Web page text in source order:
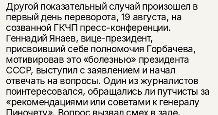
Другой показательный случай произошел в
первый день переворота, 19 августа, на
созванной ГКЧП пресс-конференции.
Геннадий Янаев, вице-президент,
присвоивший себе полномочия Горбачева,
мотивировав это «болезнью» президента
СССР, выступил с заявлением и начал
отвечать на вопросы. Один из журналистов
поинтересовался, обращались ли путчисты за
«рекомендациями или советами к генералу
Пиночету». Вопрос вызвал смех в зале,